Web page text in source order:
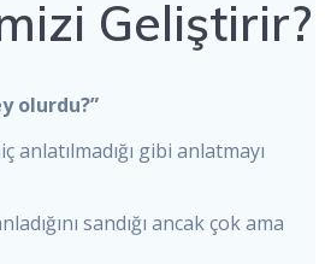
Geliştirir?
olurdu?”
anlatılmadığı gibi anlatmayı
sandığı ancak çok ama